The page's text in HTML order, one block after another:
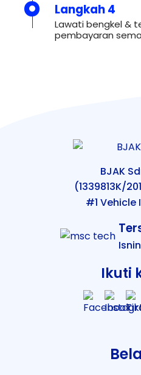
Langkah 4
Lawati bengkel &
pembayaran
BJAK
(1339813K/
#1 Vehicle
Ikuti